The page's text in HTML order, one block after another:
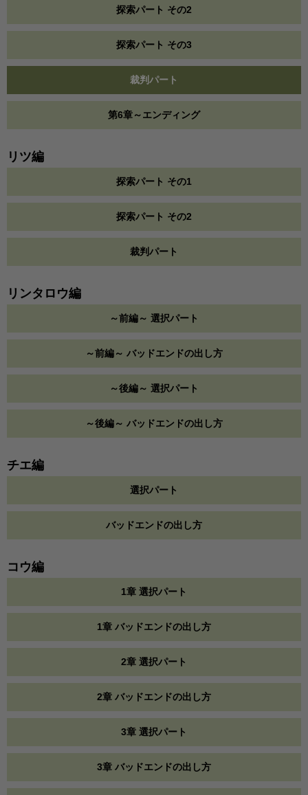
探索パート その2
探索パート その3
裁判パート
第6章～エンディング
リツ編
探索パート その1
探索パート その2
裁判パート
リンタロウ編
～前編～ 選択パート
～前編～ バッドエンドの出し方
～後編～ 選択パート
～後編～ バッドエンドの出し方
チエ編
選択パート
バッドエンドの出し方
コウ編
1章 選択パート
1章 バッドエンドの出し方
2章 選択パート
2章 バッドエンドの出し方
3章 選択パート
3章 バッドエンドの出し方